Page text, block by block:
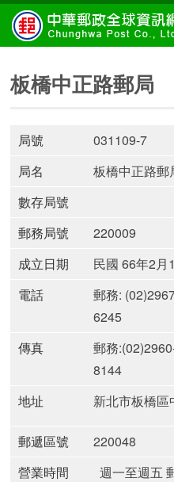
板橋中正路郵局
局號
031109-7
局名
板橋中正路郵
數存局號
郵務局號
220009
成立日期
民國 66年2月
電話
郵務:
6245
傳真
郵務
8144
地址
新北市板橋
郵遞區號
220048
營業時間
週一至週五